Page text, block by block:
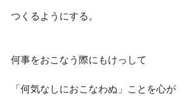
つくるようにする。
何事をおこなう際にもけっして
「何気なしにおこなわぬ」ことを心が